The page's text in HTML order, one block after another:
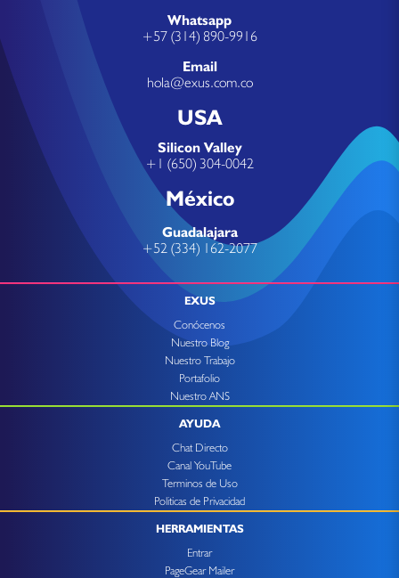
Whatsapp
+57 (314) 890-9916
Email
hola@exus.com.co
USA
Silicon Valley
+1 (650) 304-0042
México
Guadalajara
+52 (334) 162-2077
EXUS
Conócenos
Nuestro Blog
Nuestro Trabajo
Portafolio
Nuestro ANS
AYUDA
Chat Directo
Canal YouTube
Terminos de Uso
Politicas de Privacidad
HERRAMIENTAS
Entrar
PageGear Mailer